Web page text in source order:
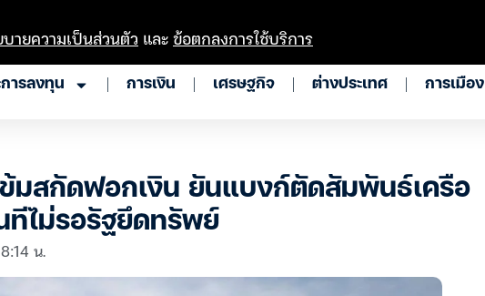
ารลงทุน การเงิน เศรษฐกิจ ต่างประเทศ การเมือง
มสกัดฟอกเงิน ยันแบงก์ตัดสัมพันธ์เครือ
ทีไม่รอรัฐยึดทรัพย์
น.
บายความเป็นส่วนตัว และข้อตกลงการใช้บริการ